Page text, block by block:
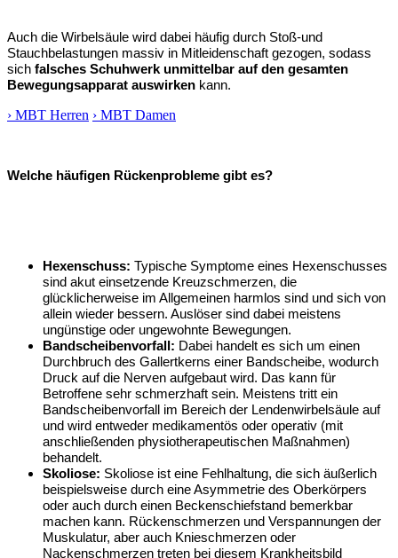
Auch die Wirbelsäule wird dabei häufig durch Stoß-und
Stauchbelastungen massiv in Mitleidenschaft gezogen, sodass
sich falsches Schuhwerk unmittelbar auf den gesamten
Bewegungsapparat auswirken kann.
› MBT Herren › MBT Damen
Welche häufigen Rückenprobleme gibt es?
Hexenschuss: Typische Symptome eines Hexenschusses
sind akut einsetzende Kreuzschmerzen, die
glücklicherweise im Allgemeinen harmlos sind und sich von
allein wieder bessern. Auslöser sind dabei meistens
ungünstige oder ungewohnte Bewegungen.
Bandscheibenvorfall: Dabei handelt es sich um einen
Durchbruch des Gallertkerns einer Bandscheibe, wodurch
Druck auf die Nerven aufgebaut wird. Das kann für
Betroffene sehr schmerzhaft sein. Meistens tritt ein
Bandscheibenvorfall im Bereich der Lendenwirbelsäule auf
und wird entweder medikamentös oder operativ (mit
anschließenden physiotherapeutischen Maßnahmen)
behandelt.
Skoliose: Skoliose ist eine Fehlhaltung, die sich äußerlich
beispielsweise durch eine Asymmetrie des Oberkörpers
oder auch durch einen Beckenschiefstand bemerkbar
machen kann. Rückenschmerzen und Verspannungen der
Muskulatur, aber auch Knieschmerzen oder
Nackenschmerzen treten bei diesem Krankheitsbild